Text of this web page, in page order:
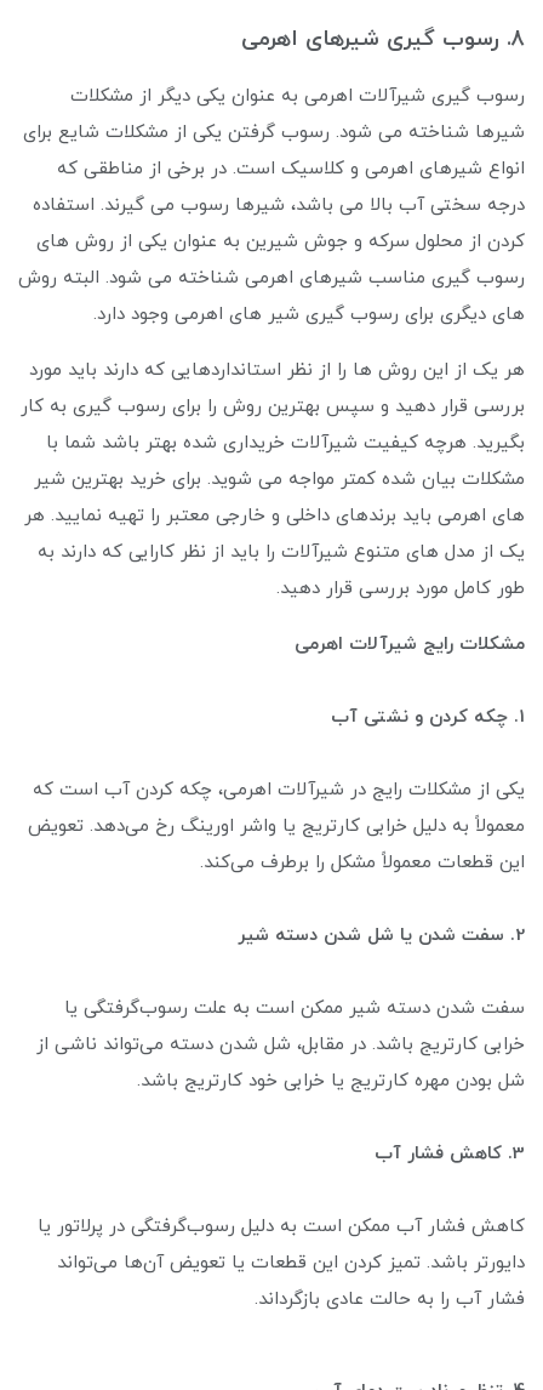
8. رسوب گیری شیرهای اهرمی
رسوب گیری شیرآلات اهرمی به عنوان یکی دیگر از مشکلات
شیرها شناخته می ‌شود. رسوب گرفتن یکی از مشکلات شایع برای
انواع شیرهای اهرمی و کلاسیک است. در برخی از مناطقی که
درجه سختی آب بالا می باشد، شیرها رسوب می گیرند. استفاده
کردن از محلول سرکه و جوش شیرین به عنوان یکی از روش های
رسوب گیری مناسب شیرهای اهرمی شناخته می شود. البته روش‌
های دیگری برای رسوب گیری شیر های اهرمی وجود دارد.
هر یک از این روش ها را از نظر استانداردهایی که دارند باید مورد
بررسی قرار دهید و سپس بهترین روش را برای رسوب گیری به کار
بگیرید. هرچه کیفیت شیرآلات خریداری شده بهتر باشد شما با
مشکلات بیان شده کمتر مواجه می شوید. برای خرید بهترین شیر
های اهرمی باید برندهای داخلی و خارجی معتبر را تهیه نمایید. هر
یک از مدل های متنوع شیرآلات را باید از نظر کارایی که دارند به
طور کامل مورد بررسی قرار دهید.
مشکلات رایج شیرآلات اهرمی
1. چکه کردن و نشتی آب
یکی از مشکلات رایج در شیرآلات اهرمی، چکه کردن آب است که
معمولاً به دلیل خرابی کارتریج یا واشر اورینگ رخ می‌دهد. تعویض
این قطعات معمولاً مشکل را برطرف می‌کند.
2. سفت شدن یا شل شدن دسته شیر
سفت شدن دسته شیر ممکن است به علت رسوب‌گرفتگی یا
خرابی کارتریج باشد. در مقابل، شل شدن دسته می‌تواند ناشی از
شل بودن مهره کارتریج یا خرابی خود کارتریج باشد.
3. کاهش فشار آب
کاهش فشار آب ممکن است به دلیل رسوب‌گرفتگی در پرلاتور یا
دایورتر باشد. تمیز کردن این قطعات یا تعویض آن‌ها می‌تواند
فشار آب را به حالت عادی بازگرداند.